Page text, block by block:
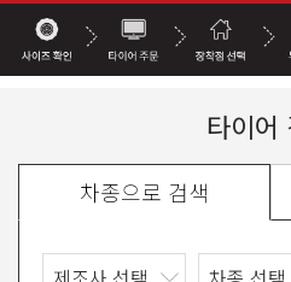
타이어
차종으로 검색